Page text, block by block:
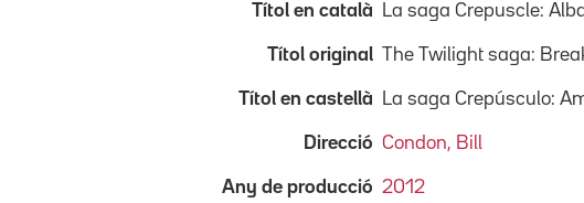
Títol en català La saga Crepuscle:
Títol original The Twilight saga:
Títol en castellà La saga Crepúsculo:
Direcció Condon, Bill
Any de producció 2012